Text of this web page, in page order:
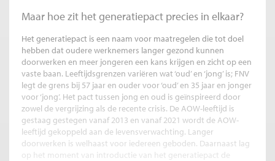
Maar hoe zit het generatiepact precies in elkaar?
Het generatiepact is een naam voor maatregelen die tot doel
hebben dat oudere werknemers langer gezond kunnen
doorwerken en meer jongeren een kans krijgen en zicht op een
vaste baan. Leeftijdsgrenzen variëren wat ‘oud’ en ‘jong’ is; FNV
legt de grens bij 57 jaar en ouder voor ‘oud’ en 35 jaar en jonger
voor ‘jong’. Het pact tussen jong en oud is geïnspireerd door
zowel de vergrijzing als de recente crisis. De AOW-leeftijd is
gestaag gestegen vanaf 2013 en vanaf 2021 wordt de AOW-
leeftijd gekoppeld aan de levensverwachting. Langer
doorwerken is welhaast voor iedereen geboden. Daarnaast lag
op het moment van introductie van het generatiepact de